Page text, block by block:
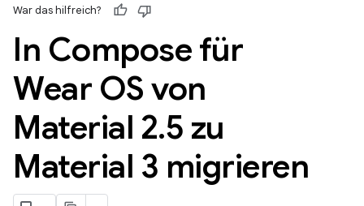
War das hilfreich?
In Compose für
Wear OS von
Material 2.5 zu
Material 3 migrieren